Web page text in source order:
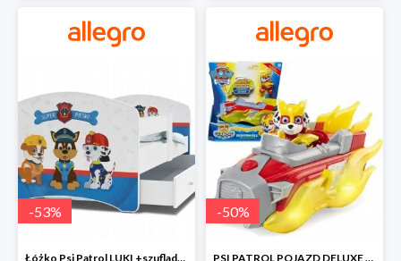
-53%
Łóżko Psi Patrol LUKI +szuflada+materac+grafika -52%
-50%
PSI PATROL POJAZD DELUXE FIGURKA MARSHALL MIGHTY -50%